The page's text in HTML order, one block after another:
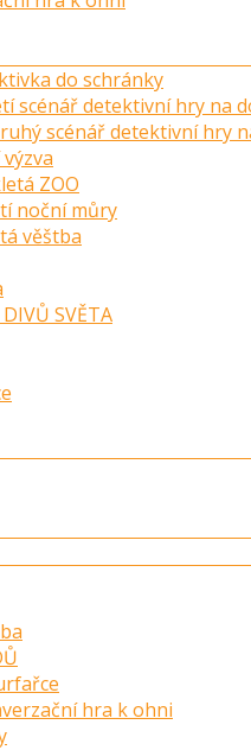
do schránky
scénář detektivní hry na
scénář detektivní hry
ZOO
noční můry
věštba
SVĚTA
hra k ohni